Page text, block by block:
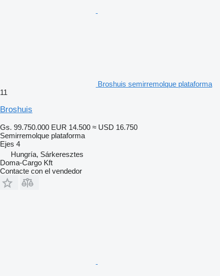
Broshuis semirremolque plataforma
11
Broshuis
Gs. 99.750.000 EUR 14.500 ≈ USD 16.750
Semirremolque plataforma
Ejes 4
Hungría, Sárkeresztes
Doma-Cargo Kft
Contacte con el vendedor